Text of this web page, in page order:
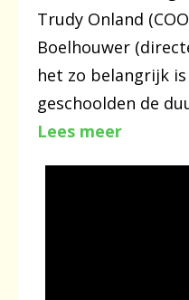
Trudy Onland
Boelhouwer
het zo belangrijk
geschoolden de
Lees meer